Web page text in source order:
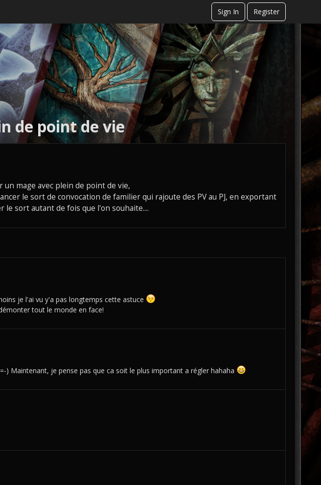
Sign In Register
de point de vie
mage avec plein de point de vie,
le sort de convocation de familier qui rajoute des PV au PJ, en exportant
le sort autant de fois que l'on souhaite....
je l'ai vu y'a pas longtemps cette astuce
tout le monde en face!
) Maintenant, je pense pas que ca soit le plus important a régler hahaha